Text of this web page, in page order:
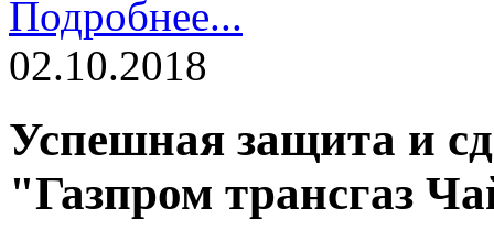
Подробнее...
02.10.2018
Успешная защита и
"Газпром трансгаз